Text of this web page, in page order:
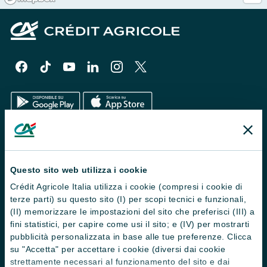
Questo sito web utilizza i cookie
Crédit Agricole Italia utilizza i cookie (compresi i cookie di
terze parti) su questo sito (I) per scopi tecnici e funzionali,
(II) memorizzare le impostazioni del sito che preferisci (III) a
fini statistici, per capire come usi il sito; e (IV) per mostrarti
pubblicità personalizzata in base alle tue preferenze. Clicca
su "Accetta" per accettare i cookie (diversi dai cookie
strettamente necessari al funzionamento del sito e dai
Trova filiali
Contattaci
Domande frequenti
Successioni
Servizi e pagamenti digitali